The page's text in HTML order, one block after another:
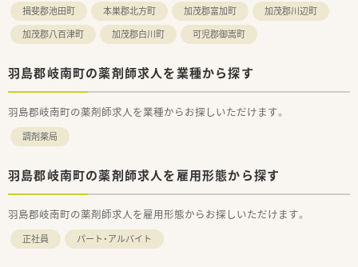
揖斐郡池田町
本巣郡北方町 加茂郡富加町
加茂郡川辺町
加茂郡八百津町
加茂郡白川町 可児郡御嵩町
羽島郡岐南町の薬剤師求人を業種から探す
羽島郡岐南町の薬剤師求人を業種からお探しいただけます。
調剤薬局
羽島郡岐南町の薬剤師求人を雇用形態から探す
羽島郡岐南町の薬剤師求人を雇用形態からお探しいただけます。
正社員 パート・アルバイト